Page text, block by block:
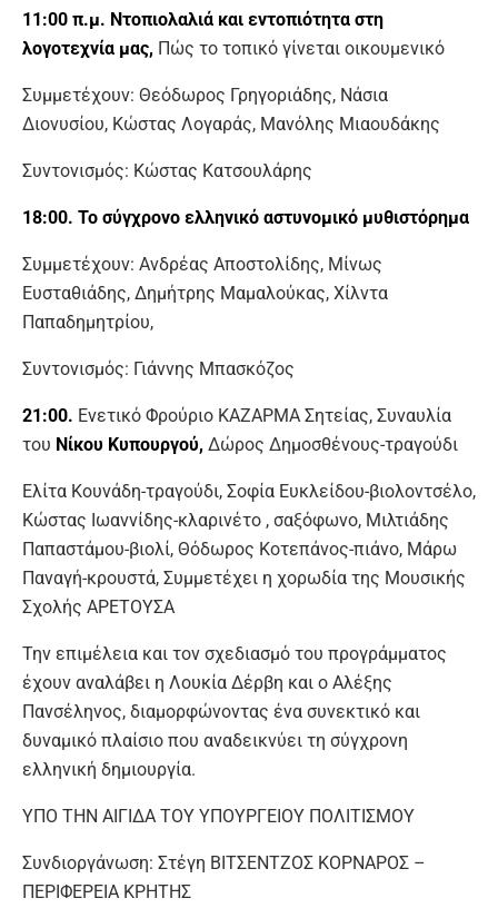
11:00 π.μ. Ντοπιολαλιά και εντοπιότητα στη
λογοτεχνία μας, Πώς το τοπικό γίνεται οικουμενικό
Συμμετέχουν: Θεόδωρος Γρηγοριάδης, Νάσια
Διονυσίου, Κώστας Λογαράς, Μανόλης Μιαουδάκης
Συντονισμός: Κώστας Κατσουλάρης
18:00. Το σύγχρονο ελληνικό αστυνομικό μυθιστόρημα
Συμμετέχουν: Ανδρέας Αποστολίδης, Μίνως
Ευσταθιάδης, Δημήτρης Μαμαλούκας, Χίλντα
Παπαδημητρίου,
Συντονισμός: Γιάννης Μπασκόζος
21:00. Ενετικό Φρούριο ΚΑΖΑΡΜΑ Σητείας, Συναυλία
του Νίκου Κυπουργού, Δώρος Δημοσθένους-τραγούδι
Ελίτα Κουνάδη-τραγούδι, Σοφία Ευκλείδου-βιολοντσέλο,
Κώστας Ιωαννίδης-κλαρινέτο , σαξόφωνο, Μιλτιάδης
Παπαστάμου-βιολί, Θόδωρος Κοτεπάνος-πιάνο, Μάρω
Παναγή-κρουστά, Συμμετέχει η χορωδία της Μουσικής
Σχολής ΑΡΕΤΟΥΣΑ
Την επιμέλεια και τον σχεδιασμό του προγράμματος
έχουν αναλάβει η Λουκία Δέρβη και ο Αλέξης
Πανσέληνος, διαμορφώνοντας ένα συνεκτικό και
δυναμικό πλαίσιο που αναδεικνύει τη σύγχρονη
ελληνική δημιουργία.
ΥΠΟ ΤΗΝ ΑΙΓΙΔΑ ΤΟΥ ΥΠΟΥΡΓΕΙΟΥ ΠΟΛΙΤΙΣΜΟΥ
Συνδιοργάνωση: Στέγη ΒΙΤΣΕΝΤΖΟΣ ΚΟΡΝΑΡΟΣ –
ΠΕΡΙΦEΡΕΙΑ ΚΡΗΤΗΣ